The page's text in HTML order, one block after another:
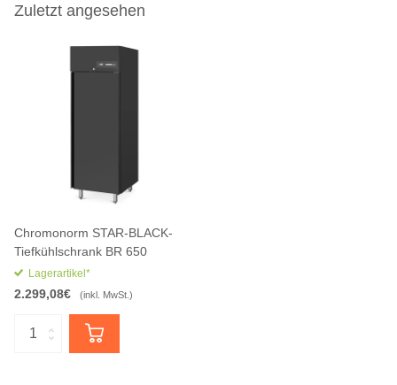
Zuletzt angesehen
Chromonorm STAR-BLACK-
Tiefkühlschrank BR 650
Lagerartikel*
2.299,08€ (inkl. MwSt.)